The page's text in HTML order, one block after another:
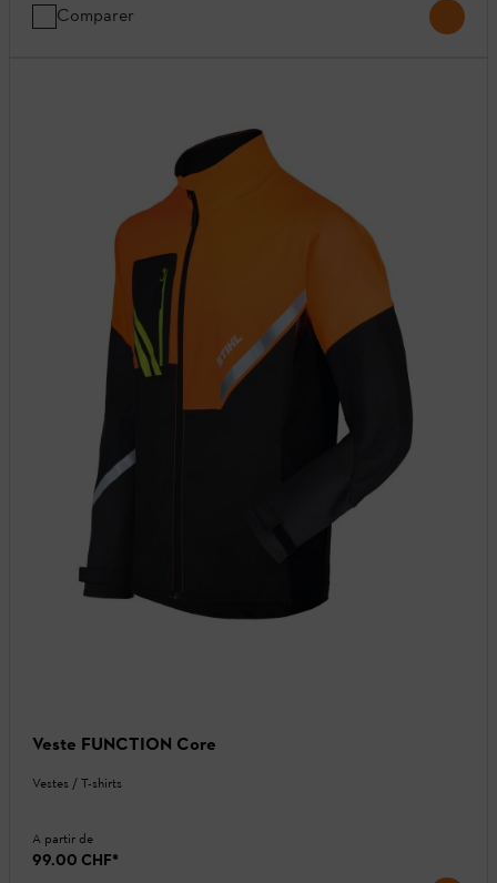
Comparer
Veste FUNCTION Core
Vestes / T-shirts
A partir de
99.00 CHF*